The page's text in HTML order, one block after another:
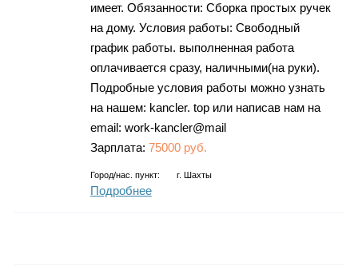
имеет. Обязанности: Сборка простых ручек
на дому. Условия работы: Свободный
график работы. выполненная работа
оплачивается сразу, наличными(на руки).
Подробные условия работы можно узнать
на нашем: kancler. top или написав нам на
email: work-kancler@mail
Зарплата: 75000 руб.
Город/нас. пункт: г. Шахты
Подробнее